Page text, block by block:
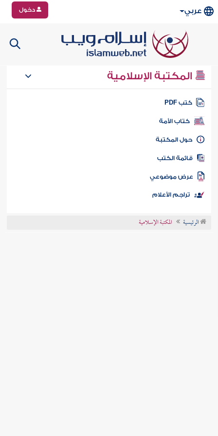
عربي دخول
المكتبة الإسلامية
كتب PDF
كتاب الأمة
المكتبة
الكتب
موضوعي
تراجم الأعلام
الرئيسية المكتبة الإسلامية